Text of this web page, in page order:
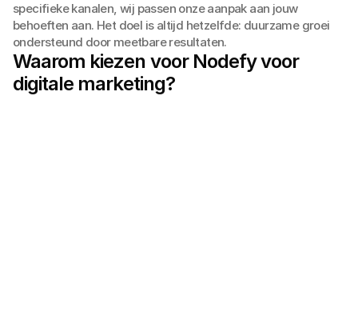
specifieke kanalen, wij passen onze aanpak aan jouw
behoeften aan. Het doel is altijd hetzelfde: duurzame groei
ondersteund door meetbare resultaten.
Waarom kiezen voor Nodefy voor
digitale marketing?